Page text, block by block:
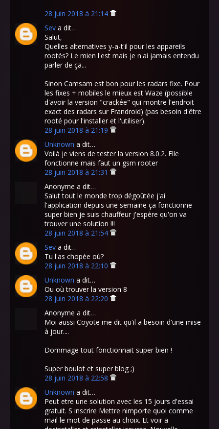
28 juin 2018 à 21:14
Sev a dit…
Salut,
Quelles alternatives y-a-t'il pour les appareils
rootés? Le mien l'est mais je n'ai jamais entendu
parler de ça...
Sinon Camsam est bon pour les radars fixe. Pour
les fixes + mobiles le mieux est Waze (possible
d'avoir la version "crackée" qui montre l'endroit
exact des radars sur Frandroid) (pas besoin d'être
rooté pour l'installer et l'utiliser).
28 juin 2018 à 21:19
Unknown a dit…
Voilà je viens de tester la version 8.0.2. Elle
fonctionne mais faut un gsm rooter
28 juin 2018 à 21:31
Anonyme a dit…
Salut tout le monde trop dégoûtée j'ai
l'application depuis une semaine ça fonctionne
super bien je suis chauffeur j'espère qu'on va
trouver une solution !!!
28 juin 2018 à 21:54
Sev a dit…
Tu l'as chopée où?
28 juin 2018 à 22:10
Unknown a dit…
Ou où trouver la version 8
28 juin 2018 à 22:20
Anonyme a dit…
Moi aussi Coyote me dit qu'il a besoin d'une mise
à jour....
Dommage tout fonctionnait super bien !
Super boulot et super blog ;)
28 juin 2018 à 22:58
Unknown a dit…
Peut etre une solution avec les 15 jours d'essai
gratuit. S inscrire Mettre nimporte quoi comme
mail le mot de passe au choix. Et voir a